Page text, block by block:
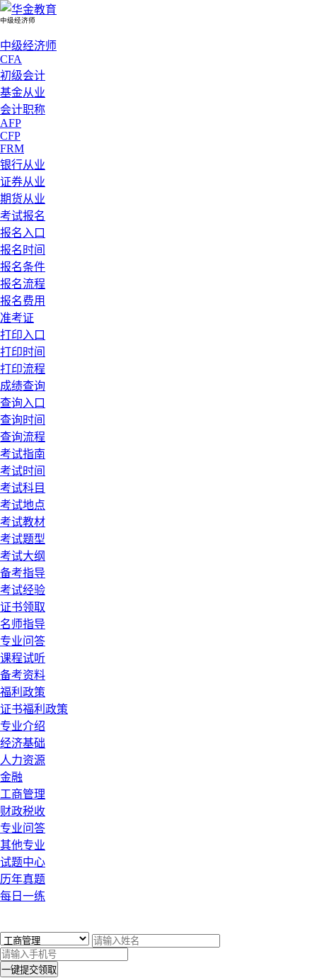
中级经济师
中级经济师
CFA
初级会计
基金从业
会计职称
AFP
CFP
FRM
银行从业
证券从业
期货从业
考试报名
报名入口
报名时间
报名条件
报名流程
报名费用
准考证
打印入口
打印时间
打印流程
成绩查询
查询入口
查询时间
查询流程
考试指南
考试时间
考试科目
考试地点
考试教材
考试题型
考试大纲
备考指导
考试经验
证书领取
名师指导
专业问答
课程试听
备考资料
福利政策
证书福利政策
专业介绍
经济基础
人力资源
金融
工商管理
财政税收
专业问答
其他专业
试题中心
历年真题
每日一练
一键提交领取